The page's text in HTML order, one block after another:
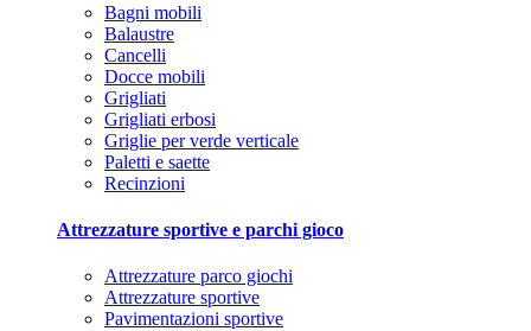
Bagni mobili
Balaustre
Cancelli
Docce mobili
Grigliati
Grigliati erbosi
Griglie per verde verticale
Paletti e saette
Recinzioni
Attrezzature sportive e parchi gioco
Attrezzature parco giochi
Attrezzature sportive
Pavimentazioni sportive